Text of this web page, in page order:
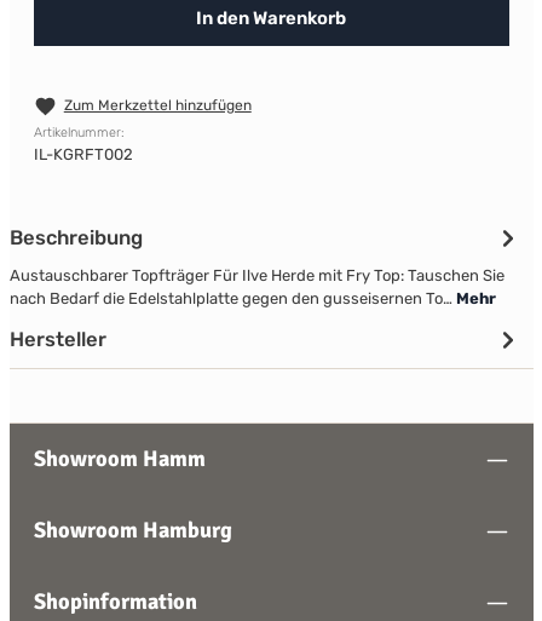
In den Warenkorb
Zum Merkzettel hinzufügen
Artikelnummer:
IL-KGRFT002
Beschreibung
Austauschbarer Topfträger Für Ilve Herde mit Fry Top: Tauschen Sie
nach Bedarf die Edelstahlplatte gegen den gusseisernen To… Mehr
Hersteller
Showroom Hamm
Showroom Hamburg
Shopinformation